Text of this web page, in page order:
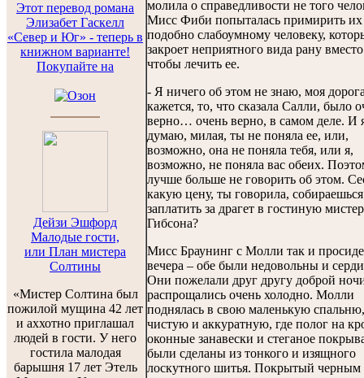
Этот перевод романа
Элизабет Гаскелл
«Север и Юг» - теперь в
книжном варианте!
Покупайте на
Дейзи Эшфорд
Малодые гости,
или План мистера
Солтины
«Мистер Солтина был
пожилой мущина 42 лет
и аххотно приглашал
людей в гости. У него
гостила малодая
барышня 17 лет Этель
молила о справедливости не того
Мисс Фиби попыталась примирить их
подобно слабоумному человеку,
закроет неприятного вида рану
чтобы лечить ее.
- Я ничего об этом не знаю, моя
кажется, то, что сказала Салли, было
верно… очень верно, в самом деле. И
думаю, милая, ты не поняла ее, или,
возможно, она не поняла тебя, или я,
возможно, не поняла вас обеих.
лучше больше не говорить об этом.
какую цену, ты говорила, собираешься
заплатить за драгет в гостиную
Гибсона?
Мисс Браунинг с Молли так и
вечера – обе были недовольны и
Они пожелали друг другу доброй
распрощались очень холодно. Молли
поднялась в свою маленькую спальню,
чистую и аккуратную, где полог на
оконные занавески и стеганое
были сделаны из тонкого и изящного
лоскутного шитья. Покрытый черным